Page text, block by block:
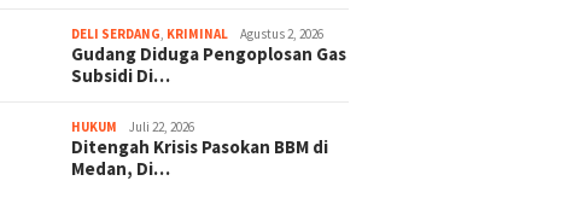
DELI SERDANG, KRIMINAL Agustus 2, 2026
Gudang Diduga Pengoplosan Gas
Subsidi Di…
HUKUM Juli 22, 2026
Ditengah Krisis Pasokan BBM di
Medan, Di…